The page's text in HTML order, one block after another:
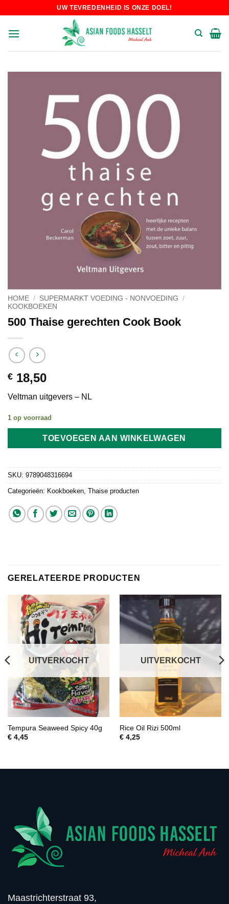
content
UW TEVREDENHEID IS ONZE DOEL!
HOME / SUPERMARKT VOEDING - NONVOEDING
/
KOOKBOEKEN
500 Thaise gerechten Cook Book
€ 18,50
Veltman uitgevers – NL
1 op voorraad
TOEVOEGEN AAN WINKELWAGEN
SKU: 9789048316694
Categorieën: Kookboeken, Thaise producten
GERELATEERDE PRODUCTEN
UITVERKOCHT
Tempura Seaweed Spicy 40g
€4,45
UITVERKOCHT
Rice Oil Rizi 500ml
€4,25
Maastrichterstraat 93,